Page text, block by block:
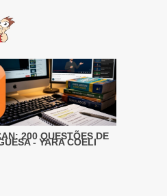
200 QUESTÕES DE
- YARA COELI